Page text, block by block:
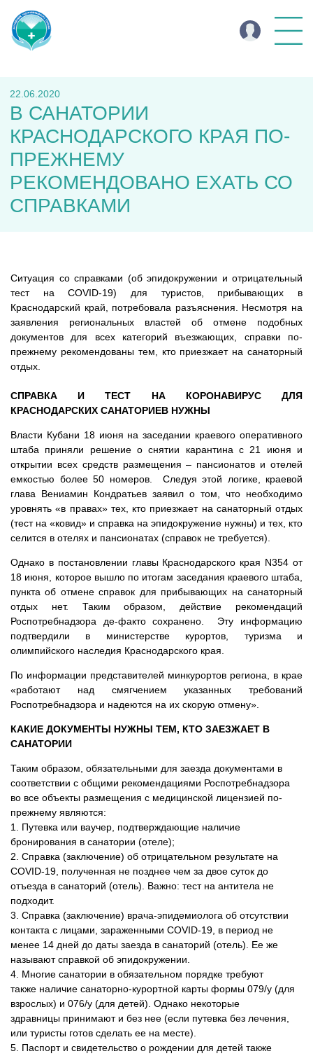
22.06.2020
В САНАТОРИИ
КРАСНОДАРСКОГО КРАЯ ПО-
ПРЕЖНЕМУ
РЕКОМЕНДОВАНО ЕХАТЬ СО
СПРАВКАМИ
Ситуация со справками (об эпидокружении и отрицательный
тест на COVID-19) для туристов, прибывающих в
Краснодарский край, потребовала разъяснения. Несмотря на
заявления региональных властей об отмене подобных
документов для всех категорий въезжающих, справки по-
прежнему рекомендованы тем, кто приезжает на санаторный
отдых.
СПРАВКА И ТЕСТ НА КОРОНАВИРУС ДЛЯ
КРАСНОДАРСКИХ САНАТОРИЕВ НУЖНЫ
Власти Кубани 18 июня на заседании краевого оперативного
штаба приняли решение о снятии карантина с 21 июня и
открытии всех средств размещения – пансионатов и отелей
емкостью более 50 номеров. Следуя этой логике, краевой
глава Вениамин Кондратьев заявил о том, что необходимо
уровнять «в правах» тех, кто приезжает на санаторный отдых
(тест на «ковид» и справка на эпидокружение нужны) и тех, кто
селится в отелях и пансионатах (справок не требуется).
Однако в постановлении главы Краснодарского края N354 от
18 июня , которое вышло по итогам заседания краевого штаба,
пункта об отмене справок для прибывающих на санаторный
отдых нет. Таким образом, действие рекомендаций
Роспотребнадзора де-факто сохранено. Эту информацию
подтвердили в министерстве курортов, туризма и
олимпийского наследия Краснодарского края.
По информации представителей минкурортов региона, в крае
«работают над смягчением указанных требований
Роспотребнадзора и надеются на их скорую отмену».
КАКИЕ ДОКУМЕНТЫ НУЖНЫ ТЕМ, КТО ЗАЕЗЖАЕТ В
САНАТОРИИ
Таким образом, обязательными для заезда документами в
соответствии с общими рекомендациями Роспотребнадзора
во все объекты размещения с медицинской лицензией по-
прежнему являются:
1. Путевка или ваучер, подтверждающие наличие
бронирования в санатории (отеле);
2. Справка (заключение) об отрицательном результате на
COVID-19, полученная не позднее чем за двое суток до
отъезда в санаторий (отель). Важно: тест на антитела не
подходит.
3. Справка (заключение) врача-эпидемиолога об отсутствии
контакта с лицами, зараженными COVID-19, в период не
менее 14 дней до даты заезда в санаторий (отель). Ее же
называют справкой об эпидокружении.
4. Многие санатории в обязательном порядке требуют
также наличие санаторно-курортной карты формы 079/у (для
взрослых) и 076/у (для детей). Однако некоторые
здравницы принимают и без нее (если путевка без лечения,
или туристы готов сделать ее на месте).
5. Паспорт и свидетельство о рождении для детей также